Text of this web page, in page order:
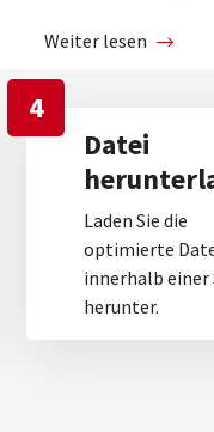
Weiter lesen
4
Datei
Laden Sie die
optimierte
innerhalb einer
herunter.